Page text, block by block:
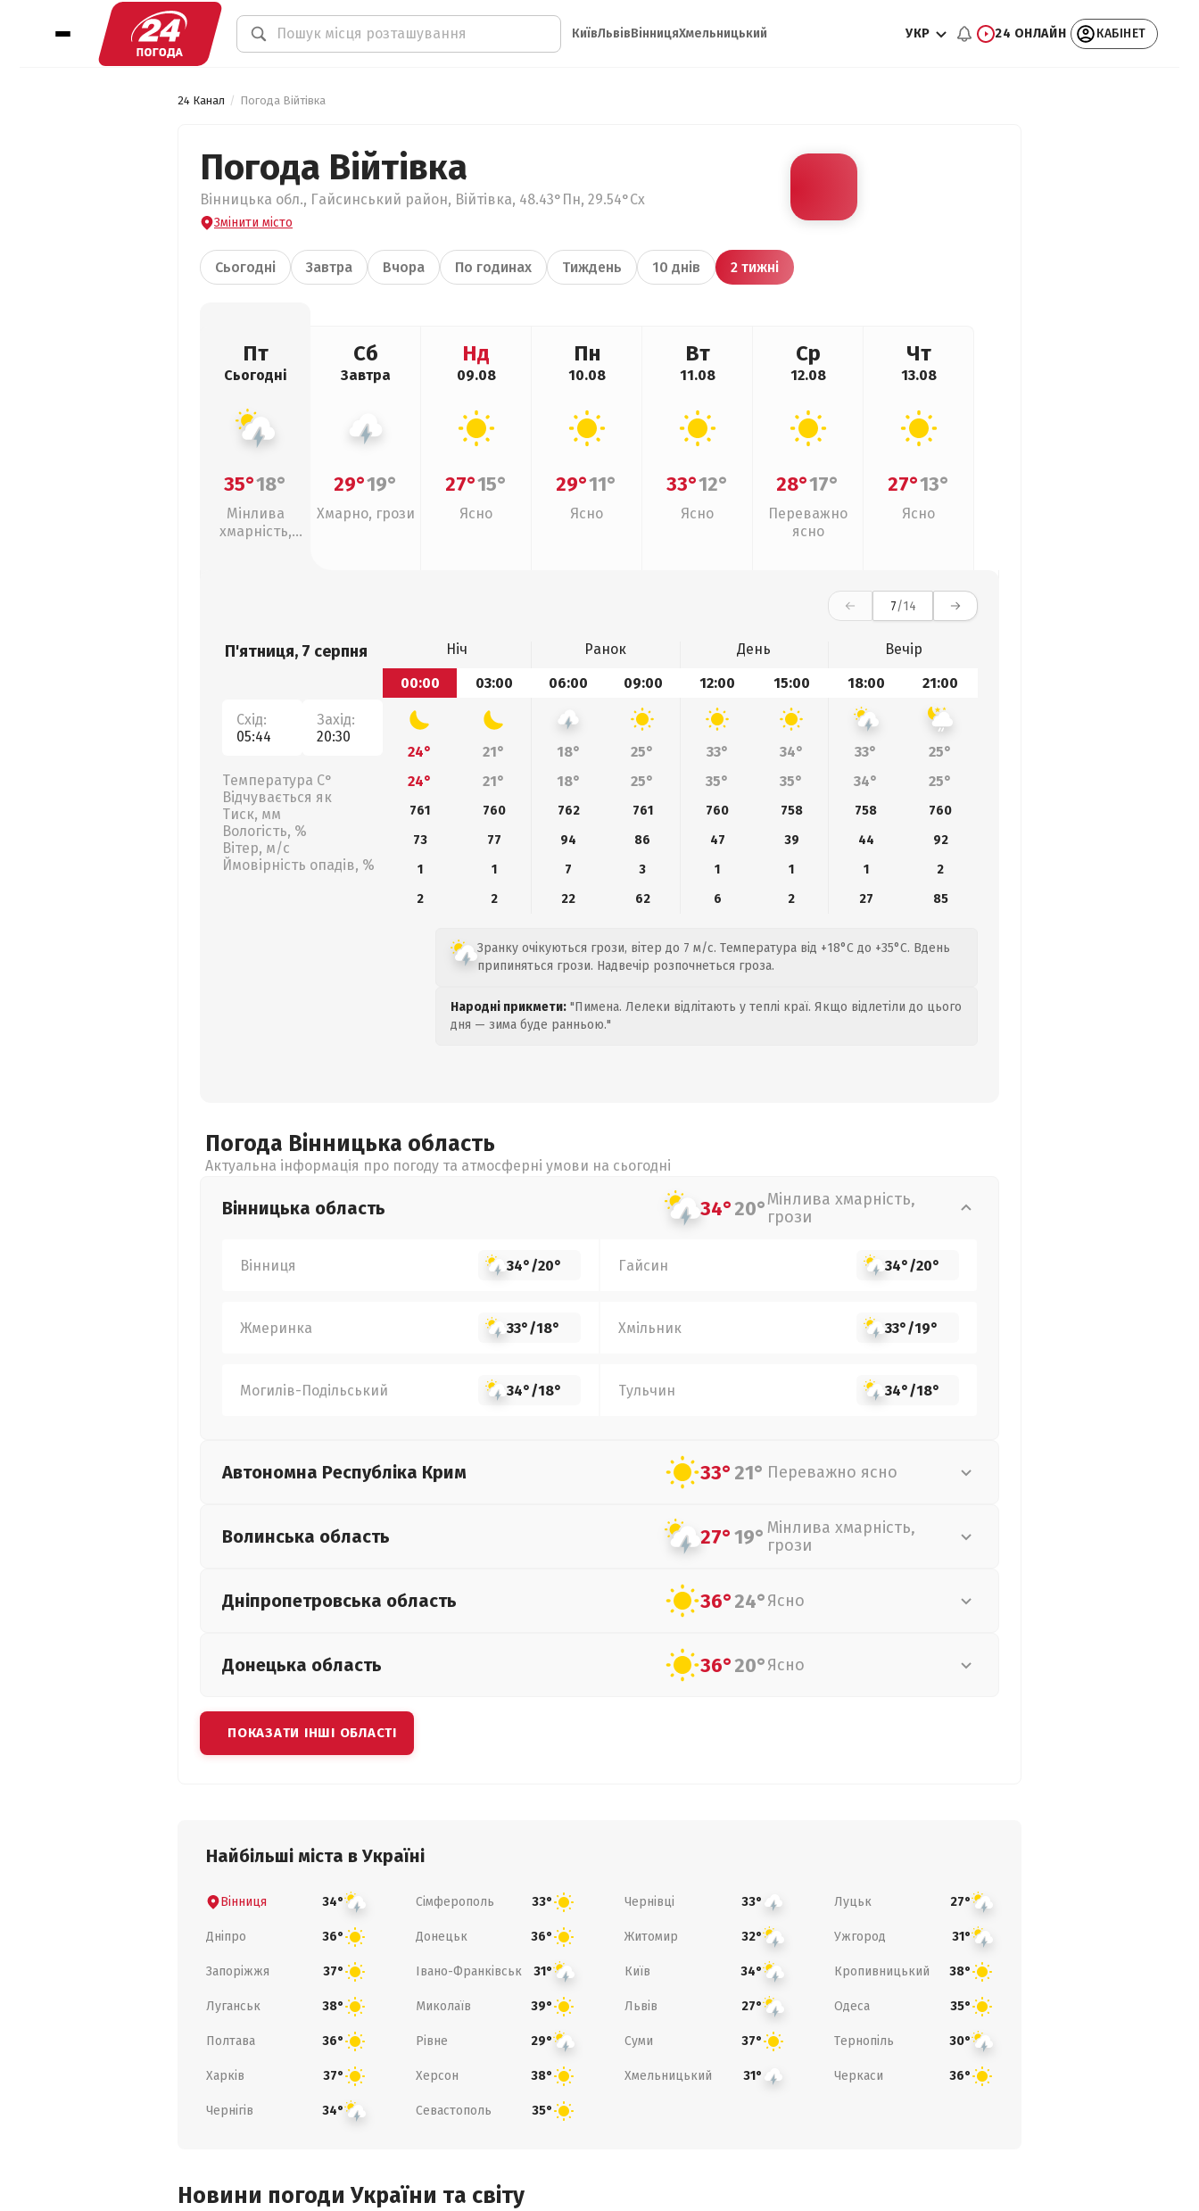
КиївЛьвівВінницяХмельницький УКР 24 ОНЛАЙН КАБІНЕТ
24 Канал Погода Війтівка
Погода Війтівка
Вінницька обл., Гайсинський район, Війтівка, 48.43°Пн, 29.54°Сх
Змінити місто
Сьогодні Завтра Вчора По годинах Тиждень 10 днів 2 тижні
Пт
Сьогодні
35°18°
Мінлива
хмарність,
Сб
Завтра
29°19°
Хмарно, грози
Нд
09.08
27°15°
Ясно
Пн
10.08
29°11°
Ясно
Вт
11.08
33°12°
Ясно
Ср
12.08
28°17°
Переважно
ясно
Чт
13.08
27°13°
Ясно
7/14
П'ятниця, 7 серпня
Схід:
05:44
Захід:
20:30
Температура С°
Відчувається як
Тиск, мм
Вологість, %
Вітер, м/с
Ймовірність опадів, %
Ніч Ранок День
Вечір
00:00
03:00 06:00 09:00 12:00 15:00 18:00 21:00
24° 21° 18° 25° 33° 34° 33°
25°
24°
21° 18° 25° 35° 35° 34° 25°
761 760 762 761 760 758 758
760
73
77 94 86 47 39 44
92
1
1 7 3 1 1 1
2
2
2 22 62 6 2 27 85
Зранку очікуються грози, вітер до 7 м/с. Температура від +18°C до +35°C. Вдень
припиняться грози. Надвечір розпочнеться гроза.
Народні прикмети: "Пимена. Лелеки відлітають у теплі краї. Якщо відлетіли до цього
дня — зима буде ранньою."
Погода Вінницька область
Актуальна інформація про погоду та атмосферні умови на сьогодні
Вінницька область 34°20°Мінлива хмарність,
грози
Вінниця 34°/20° Гайсин 34°/20°
Жмеринка 33°/18° Хмільник 33°/19°
Могилів-Подільський 34°/18° Тульчин 34°/18°
Автономна Республіка Крим 33°21° Переважно ясно
Волинська область 27°19° Мінлива хмарність,
грози
Дніпропетровська область 36°24°Ясно
Донецька область 36°20°Ясно
ПОКАЗАТИ ІНШІ ОБЛАСТІ
Найбільші міста в Україні
Вінниця 34° Сімферополь 33° Чернівці 33° Луцьк 27°
Дніпро 36° Донецьк 36° Житомир 32° Ужгород 31°
Запоріжжя 37° Івано-Франківськ 31° Київ 34° Кропивницький 38°
Луганськ 38° Миколаїв 39° Львів 27° Одеса 35°
Полтава 36° Рівне 29° Суми 37° Тернопіль 30°
Харків 37° Херсон 38° Хмельницький 31° Черкаси 36°
Чернігів 34° Севастополь 35°
Новини погоди України та світу